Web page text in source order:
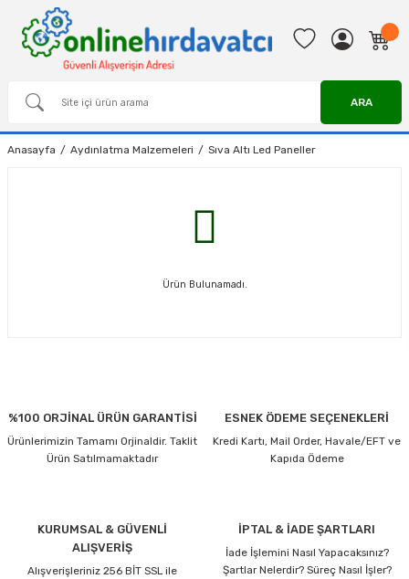
ARA
Anasayfa Aydınlatma Malzemeleri Sıva Altı Led Paneller
Ürün Bulunamadı.
%100 ORJİNAL ÜRÜN GARANTİSİ
Ürünlerimizin Tamamı Orjinaldir. Taklit
Ürün Satılmamaktadır
ESNEK ÖDEME SEÇENEKLERİ
Kredi Kartı, Mail Order, Havale/EFT ve
Kapıda Ödeme
KURUMSAL & GÜVENLİ
ALIŞVERİŞ
Alışverişleriniz 256 BİT SSL ile
İPTAL & İADE ŞARTLARI
İade İşlemini Nasıl Yapacaksınız?
Şartlar Nelerdir? Süreç Nasıl İşler?